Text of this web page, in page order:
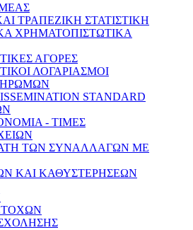
ΤΡΑΠΕΖΙΚΗ ΣΤΑΤΙΣΤΙΚΗ
ΧΡΗΜΑΤΟΠΙΣΤΩΤΙΚΑ
ΑΓΟΡΕΣ
ΛΟΓΑΡΙΑΣΜΟΙ
STANDARD
- ΤΙΜΕΣ
ΤΩΝ ΣΥΝΑΛΛΑΓΩΝ ΜΕ
ΚΑΙ ΚΑΘΥΣΤΕΡΗΣΕΩΝ